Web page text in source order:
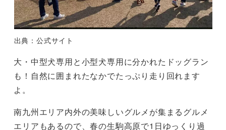
出典：公式サイト
大・中型犬専用と小型犬専用に分かれたドッグラン
も！自然に囲まれたなかでたっぷり走り回れます
よ。
南九州エリア内外の美味しいグルメが集まるグルメ
エリアもあるので、春の生駒高原で1日ゆっくり過